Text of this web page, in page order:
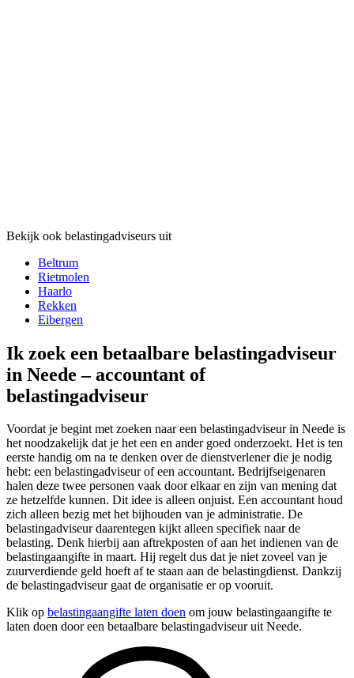
Bekijk ook belastingadviseurs uit
Beltrum
Rietmolen
Haarlo
Rekken
Eibergen
Ik zoek een betaalbare belastingadviseur
in Neede – accountant of
belastingadviseur
Voordat je begint met zoeken naar een belastingadviseur in Neede is
het noodzakelijk dat je het een en ander goed onderzoekt. Het is ten
eerste handig om na te denken over de dienstverlener die je nodig
hebt: een belastingadviseur of een accountant. Bedrijfseigenaren
halen deze twee personen vaak door elkaar en zijn van mening dat
ze hetzelfde kunnen. Dit idee is alleen onjuist. Een accountant houd
zich alleen bezig met het bijhouden van je administratie. De
belastingadviseur daarentegen kijkt alleen specifiek naar de
belasting. Denk hierbij aan aftrekposten of aan het indienen van de
belastingaangifte in maart. Hij regelt dus dat je niet zoveel van je
zuurverdiende geld hoeft af te staan aan de belastingdienst. Dankzij
de belastingadviseur gaat de organisatie er op vooruit.
Klik op belastingaangifte laten doen om jouw belastingaangifte te
laten doen door een betaalbare belastingadviseur uit Neede.